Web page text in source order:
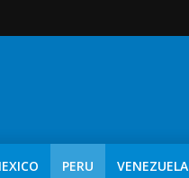
PERU VENEZUELA